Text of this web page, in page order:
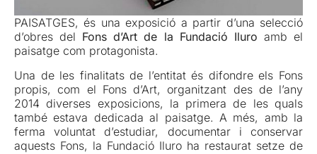
PAISATGES, és una exposició a partir d’una selecció
d’obres del Fons d’Art de la Fundació Iluro amb el
paisatge com protagonista.
Una de les finalitats de l’entitat és difondre els Fons
propis, com el Fons d’Art, organitzant des de l’any
2014 diverses exposicions, la primera de les quals
també estava dedicada al paisatge. A més, amb la
ferma voluntat d’estudiar, documentar i conservar
aquests Fons, la Fundació Iluro ha restaurat setze de